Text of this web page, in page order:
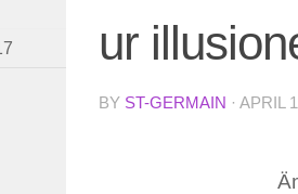
ur
BY ST-GERMAIN · APRIL